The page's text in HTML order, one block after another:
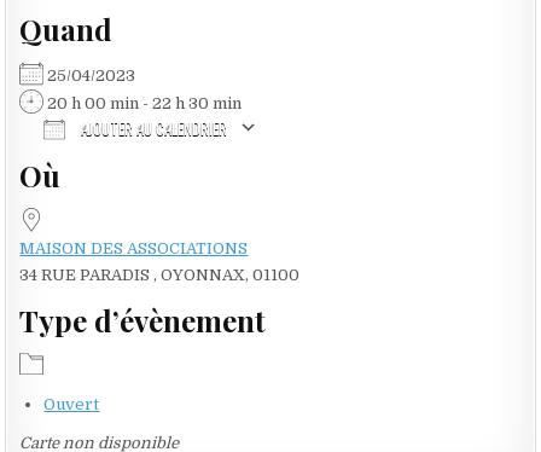
Quand
25/04/2023
20 h 00 min - 22 h 30 min
AJOUTER AU CALENDRIER
Où
MAISON DES ASSOCIATIONS
34 RUE PARADIS , OYONNAX, 01100
Type d’évènement
Ouvert
Carte non disponible